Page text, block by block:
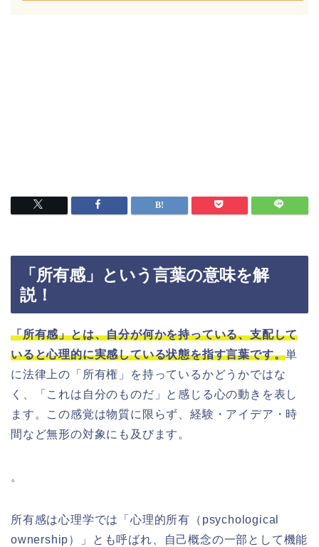
「所有感」という言葉の意味を解
説！
「所有感」とは、自分が何かを持っている、支配して
いると心理的に実感している状態を指す言葉です。単
に法律上の「所有権」を持っているかどうかではな
く、「これは自分のものだ」と感じる心の動きを表し
ます。この感覚は物質に限らず、経験・アイデア・時
間など無形の対象にも及びます。
。
所有感は心理学では「心理的所有（psychological
ownership）」とも呼ばれ、自己概念の一部として機能